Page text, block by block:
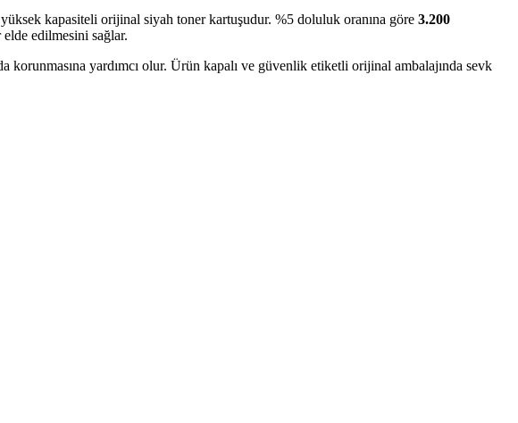
kapasiteli orijinal siyah toner kartuşudur. %5 doluluk oranına göre 3.200
edilmesini sağlar.
korunmasına yardımcı olur. Ürün kapalı ve güvenlik etiketli orijinal ambalajında sevk